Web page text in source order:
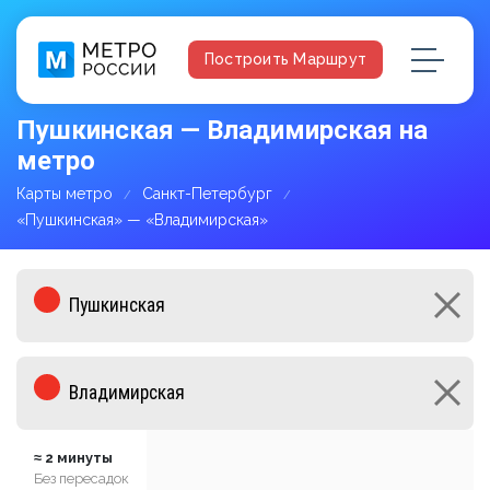
Построить Маршрут
Пушкинская — Владимирская на
метро
Карты метро
Санкт-Петербург
«Пушкинская» — «Владимирская»
≈ 2 минуты
Без пересадок